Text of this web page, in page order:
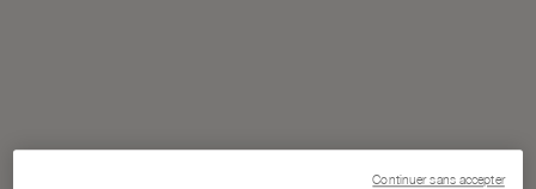
Continuer sans accepter